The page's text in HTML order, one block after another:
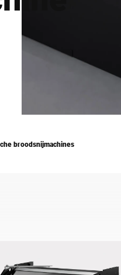
Verenigd Koninkrijk
broodsnijmachines